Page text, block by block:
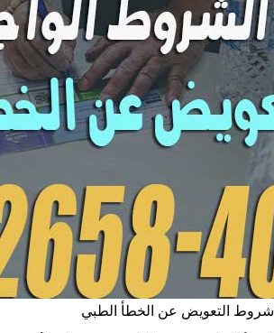
شروط التعويض عن الخطأ الطبي